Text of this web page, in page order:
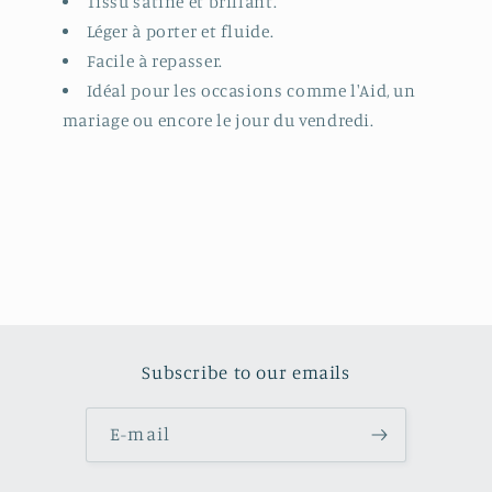
Léger à porter et fluide.
Facile à repasser.
Idéal pour les occasions comme l'Aid, un
mariage ou encore le jour du vendredi.
Subscribe to our emails
E-mail